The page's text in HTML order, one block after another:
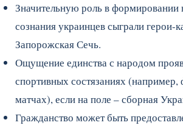
Значительную роль в формировании
сознания украинцев сыграли герои-
Запорожская Сечь.
Ощущение единства с народом
спортивных состязаниях
матчах), если на поле – сборная
Гражданство может быть